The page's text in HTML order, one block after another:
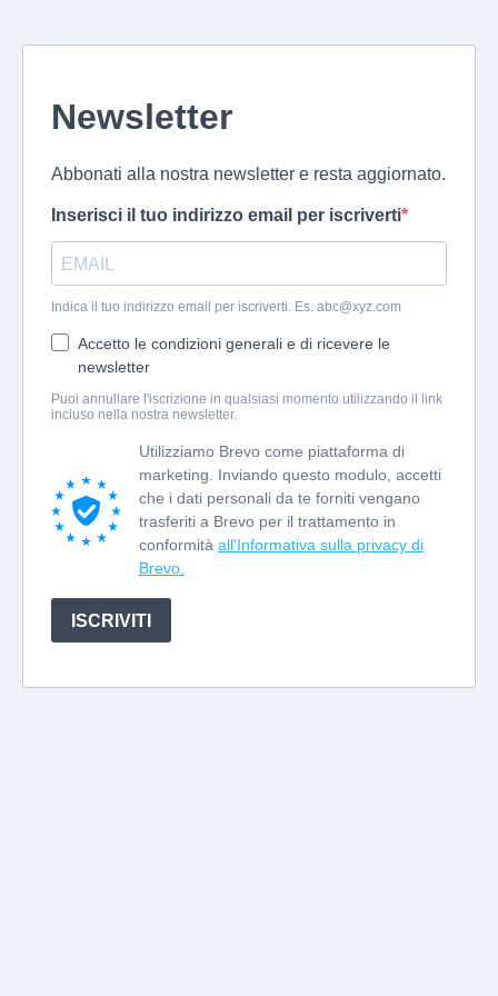
Newsletter
Abbonati alla nostra newsletter e resta aggiornato.
Inserisci il tuo indirizzo email per iscriverti
Indica il tuo indirizzo email per iscriverti. Es. abc@xyz.com
Accetto le condizioni generali e di ricevere le
newsletter
Puoi annullare l'iscrizione in qualsiasi momento utilizzando il link
incluso nella nostra newsletter.
Utilizziamo Brevo come piattaforma di
marketing. Inviando questo modulo, accetti
che i dati personali da te forniti vengano
trasferiti a Brevo per il trattamento in
conformità all'Informativa sulla privacy di
Brevo.
ISCRIVITI